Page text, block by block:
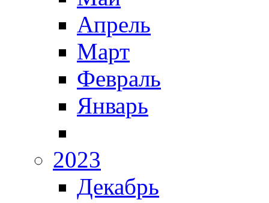
Апрель
Март
Февраль
Январь
2023
Декабрь